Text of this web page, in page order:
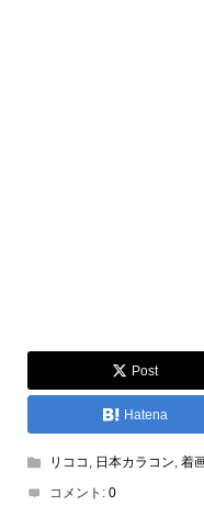
Post
Hatena
リココ , 日本カラコン, 着
コメント: 0